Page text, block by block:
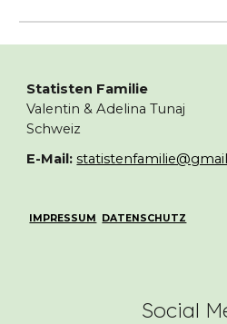
Statisten Familie
Valentin & Adelina Tunaj
Schweiz
E-Mail:
IMPRESSUM DATENSCHUTZ
Social